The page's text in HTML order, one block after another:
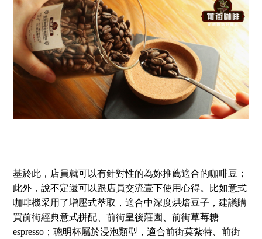
基於此，店員就可以有針對性的為妳推薦適合的咖啡豆；
此外，說不定還可以跟店員交流壹下使用心得。比如意式
咖啡機采用了增壓式萃取，適合中深度烘焙豆子，建議購
買前街經典意式拼配、前街皇後莊園、前街草莓糖
espresso；聰明杯屬於浸泡類型，適合前街莫紮特、前街